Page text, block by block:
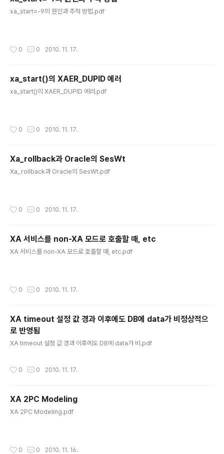
xa_start=-9의 원인과 추적 방법.pdf
0 0 2010. 11. 17.
xa_start()의 XAER_DUPID 에러
xa_start()의 XAER_DUPID 에러.pdf
0 0 2010. 11. 17.
Xa_rollback과 Oracle의 SesWt
Xa_rollback과 Oracle의 SesWt.pdf
0 0 2010. 11. 17.
XA 서비스를 non-XA 모드로 호출할 때, etc
XA 서비스를 non-XA 모드로 호출할 때, etc.pdf
0 0 2010. 11. 17.
XA timeout 설정 값 경과 이후에도 DB에 data가 비정상적으
로 반영됨
XA timeout 설정 값 경과 이후에도 DB에 data가 비.pdf
0 0 2010. 11. 17.
XA 2PC Modeling
XA 2PC Modeling.pdf
0 0 2010. 11. 16.